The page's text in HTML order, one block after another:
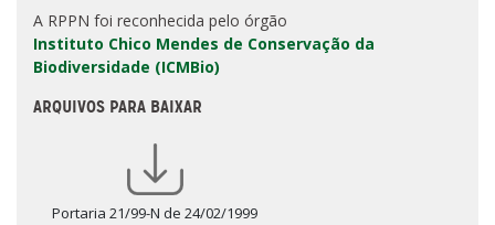
A RPPN foi reconhecida pelo órgão
Instituto Chico Mendes de Conservação da
Biodiversidade (ICMBio)
ARQUIVOS PARA BAIXAR
Portaria 21/99-N de 24/02/1999